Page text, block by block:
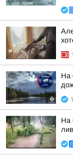
На
На